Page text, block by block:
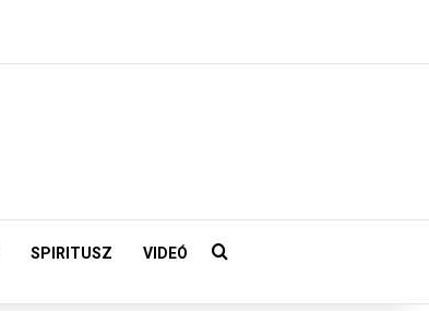
SPIRITUSZ VIDEÓ Keresés: